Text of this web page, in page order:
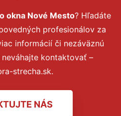
okna Nové Mesto? Hľadáte
profesionálov za
informácií či nezáväznú
kontaktovať –
strecha.sk.
NÁS